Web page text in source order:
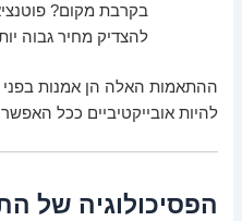
בקרבת מקום?
להצדיק מחיר גבוה
ההתאמות האלה הן אמנות
להיות אובייקטיביים ככל
הפסיכולוגיה של